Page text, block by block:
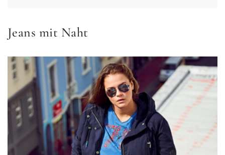
Jeans mit Naht